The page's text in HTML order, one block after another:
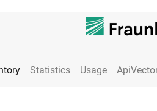
Statistics Usage